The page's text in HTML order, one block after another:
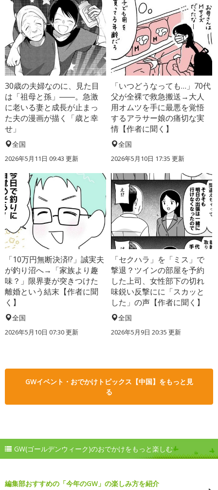
30歳の夫婦なのに、見た目
は「祖母と孫」――。急激
に老いる妻と成長が止まっ
た夫の漫画が描く「歳と幸
せ」
全国
2026年5月11日 09:43 更新
「いつどうなっても…」70代
父が全裸で救急搬送→大人
用オムツを手に最悪を覚悟
するアラサー娘の痛切な実
情【作者に聞く】
全国
2026年5月10日 17:35 更新
「10万円無断決済!?」誠実夫
が釣り沼へ→「家族より趣
味？」限界妻が突きつけた
離婚という結末【作者に聞
く】
全国
2026年5月10日 07:30 更新
「セクハラ」を「ミス」で
撃退？ツインの部屋を予約
した上司、女性部下の切れ
味鋭い反撃にに「スカッと
した」の声【作者に聞く】
全国
2026年5月9日 20:35 更新
GWイベント・おでかけトピックス【中国】をもっと見
る
GW(ゴールデンウィーク)のおでかけをもっと楽しむ
編集部おすすめの「今年のGW」の楽しみ方を紹介